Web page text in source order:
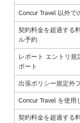
Concur Travel 以外で
契約料金を超過する
ル予約
レポート エントリ規
ポート
出張ポリシー規定外
Concur Travel を使用
契約料金を超過する